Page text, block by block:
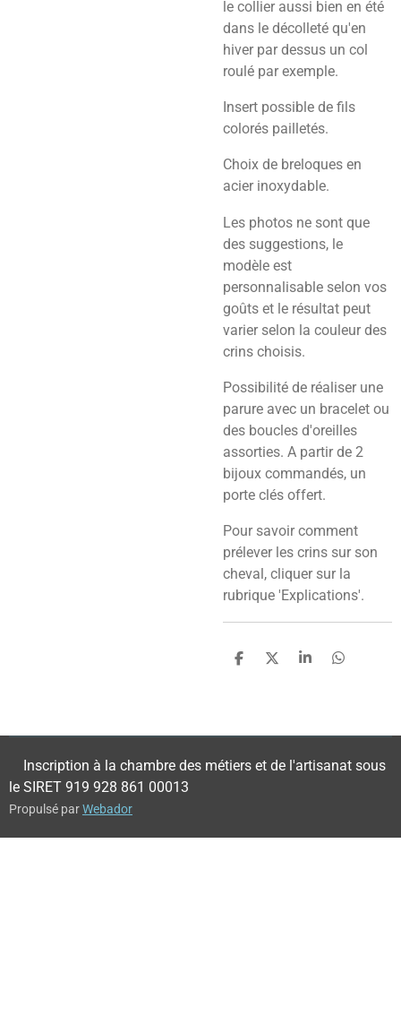
le collier aussi bien en été
dans le décolleté qu'en
hiver par dessus un col
roulé par exemple.
Insert possible de fils
colorés pailletés.
Choix de breloques en
acier inoxydable.
Les photos ne sont que
des suggestions, le
modèle est
personnalisable selon vos
goûts et le résultat peut
varier selon la couleur des
crins choisis.
Possibilité de réaliser une
parure avec un bracelet ou
des boucles d'oreilles
assorties. A partir de 2
bijoux commandés, un
porte clés offert.
Pour savoir comment
prélever les crins sur son
cheval, cliquer sur la
rubrique 'Explications'.
P
g
r
P
g
r
P
g
r
P
g
r
Inscription à la chambre des métiers et de l'artisanat sous
le SIRET 919 928 861 00013
Propulsé parWebador